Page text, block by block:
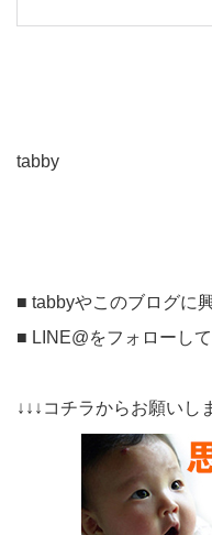
tabby
■ tabbyやこのブログに
■ LINE@をフォローし
↓↓↓コチラからお願いし